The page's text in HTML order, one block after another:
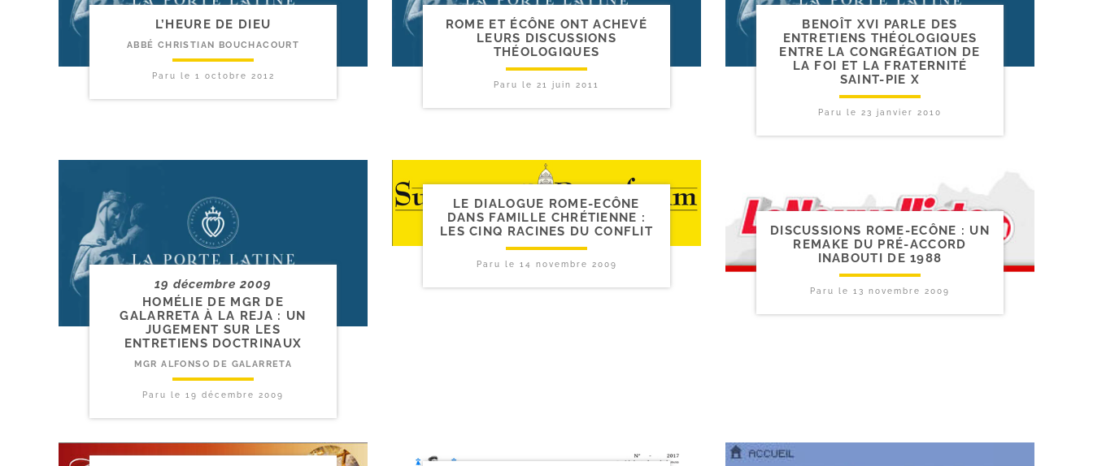
L’HEURE DE DIEU
ABBÉ CHRISTIAN BOUCHACOURT
Paru le 1 octobre 2012
ROME ET ÉCÔNE ONT ACHEVÉ
LEURS DISCUSSIONS
THÉOLOGIQUES
Paru le 21 juin 2011
BENOÎT XVI PARLE DES
ENTRETIENS THÉOLOGIQUES
ENTRE LA CONGRÉGATION DE
LA FOI ET LA FRATERNITÉ
SAINT-​PIE X
Paru le 23 janvier 2010
19 décembre 2009
HOMÉLIE DE MGR DE
GALARRETA À LA REJA : UN
JUGEMENT SUR LES
ENTRETIENS DOCTRINAUX
MGR ALFONSO DE GALARRETA
Paru le 19 décembre 2009
LE DIALOGUE ROME-​ECÔNE
DANS FAMILLE CHRÉTIENNE :
LES CINQ RACINES DU CONFLIT
Paru le 14 novembre 2009
DISCUSSIONS ROME-​ECÔNE : UN
REMAKE DU PRÉ-​ACCORD
INABOUTI DE 1988
Paru le 13 novembre 2009